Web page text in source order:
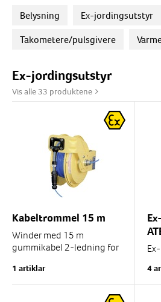
Belysning Ex-jordingsutstyr
Takometere/pulsgivere
Ex-jordingsutstyr
Vis alle 33 produktene
Kabeltrommel 15 m
Winder med 15 m
gummikabel 2-ledning for
stålplate med automatisk
tilbakespolingsfunksjon.
1 artiklar 4